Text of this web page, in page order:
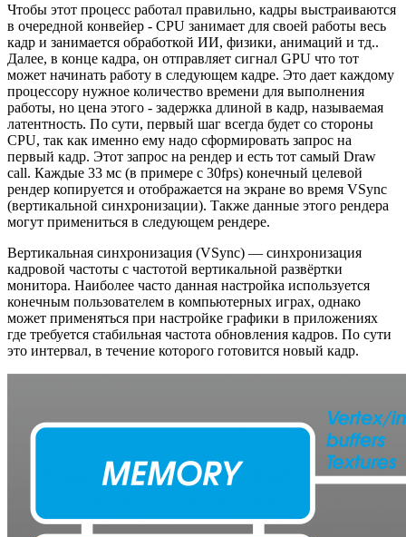
Чтобы этот процесс работал правильно, кадры выстраиваются
в очередной конвейер - CPU занимает для своей работы весь
кадр и занимается обработкой ИИ, физики, анимаций и тд..
Далее, в конце кадра, он отправляет сигнал GPU что тот
может начинать работу в следующем кадре. Это дает каждому
процессору нужное количество времени для выполнения
работы, но цена этого - задержка длиной в кадр, называемая
латентность. По сути, первый шаг всегда будет со стороны
CPU, так как именно ему надо сформировать запрос на
первый кадр. Этот запрос на рендер и есть тот самый Draw
call. Каждые 33 мс (в примере с 30fps) конечный целевой
рендер копируется и отображается на экране во время VSync
(вертикальной синхронизации). Также данные этого рендера
могут примениться в следующем рендере.
Вертикальная синхронизация (VSync) — синхронизация
кадровой частоты с частотой вертикальной развёртки
монитора. Наиболее часто данная настройка используется
конечным пользователем в компьютерных играх, однако
может применяться при настройке графики в приложениях
где требуется стабильная частота обновления кадров. По сути
это интервал, в течение которого готовится новый кадр.